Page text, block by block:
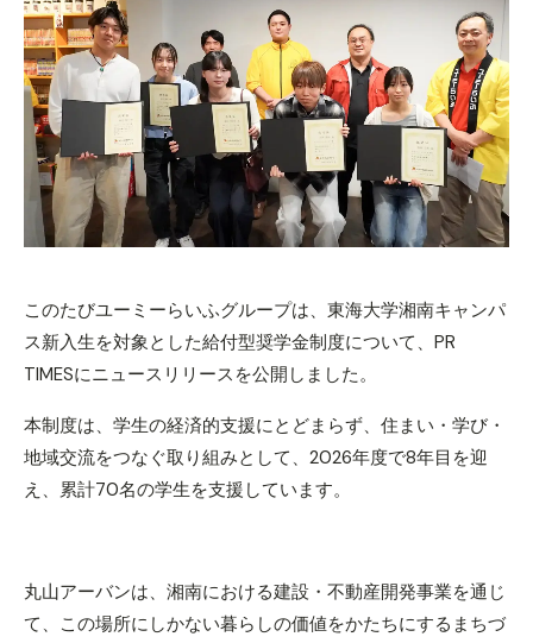
このたびユーミーらいふグループは、東海大学湘南キャンパ
ス新入生を対象とした給付型奨学金制度について、PR
TIMESにニュースリリースを公開しました。
本制度は、学生の経済的支援にとどまらず、住まい・学び・
地域交流をつなぐ取り組みとして、2026年度で8年目を迎
え、累計70名の学生を支援しています。
丸山アーバンは、湘南における建設・不動産開発事業を通じ
て、この場所にしかない暮らしの価値をかたちにするまちづ